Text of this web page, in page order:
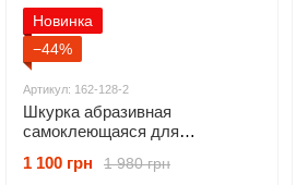
Новинка
−44%
Артикул: 162-128-2
Шкурка абразивная
самоклеющаяся для
RFE/RFT/GSP9700
1 980 грн
1 100 грн